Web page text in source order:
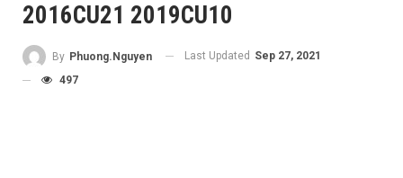
2016CU21 2019CU10
By Phuong.Nguyen Last Updated Sep 27, 2021
497